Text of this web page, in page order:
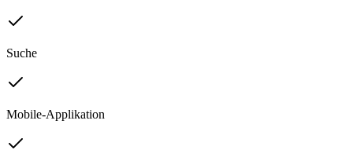
Suche
Mobile-Applikation